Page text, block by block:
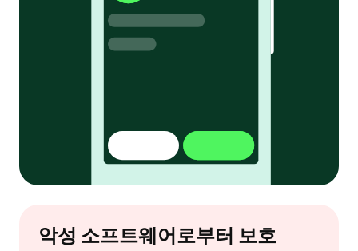
악성 소프트웨어로부터 보호